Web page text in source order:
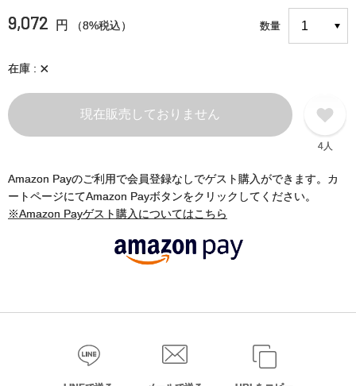
9,072 円 （8%税込） 数量
在庫 ×
現在販売しておりません
4人
Amazon Payのご利用で会員登録なしでゲスト購入ができます。カ
ートページにてAmazon Payボタンをクリックしてください。
※Amazon Payゲスト購入についてはこちら